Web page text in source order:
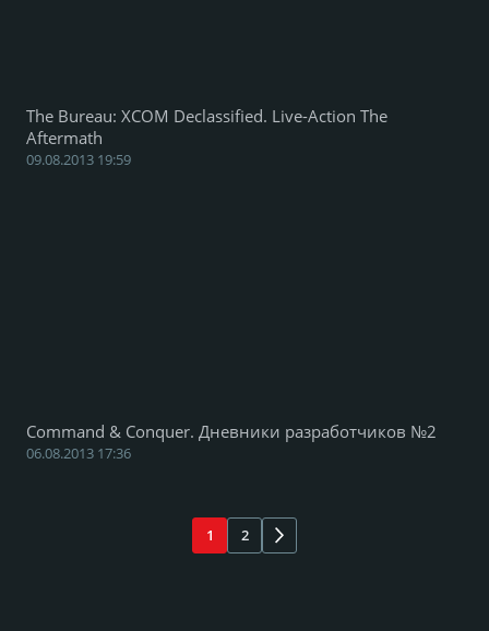
The Bureau: XCOM Declassified. Live-Action The
Aftermath
09.08.2013 19:59
Command & Conquer. Дневники разработчиков №2
06.08.2013 17:36
1 2